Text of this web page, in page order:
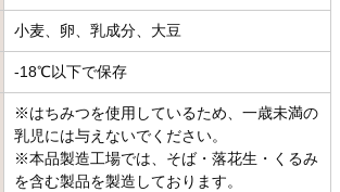
小麦、卵、乳成分、大豆
-18℃以下で保存
※はちみつを使用しているため、一歳未満の
乳児には与えないでください。
※本品製造工場では、そば・落花生・くるみ
を含む製品を製造しております。